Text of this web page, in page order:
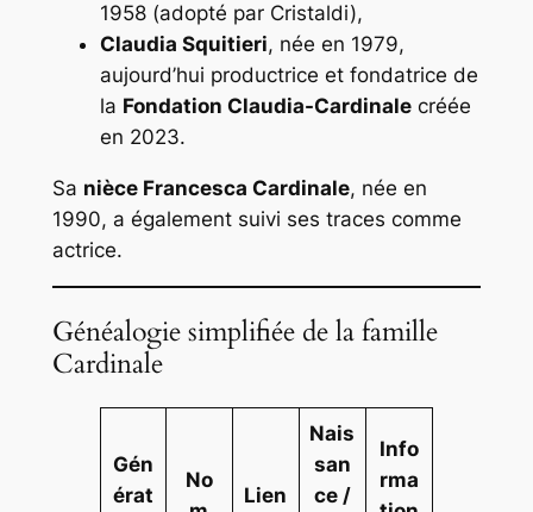
1958 (adopté par Cristaldi),
Claudia Squitieri, née en 1979,
aujourd’hui productrice et fondatrice de
la Fondation Claudia-Cardinalecréée
en 2023.
Sa nièce Francesca Cardinale, née en
1990, a également suivi ses traces comme
actrice.
Généalogie simplifiée de la famille
Cardinale
Gén
érat
No
Lien
Nais
san
ce /
Info
rma